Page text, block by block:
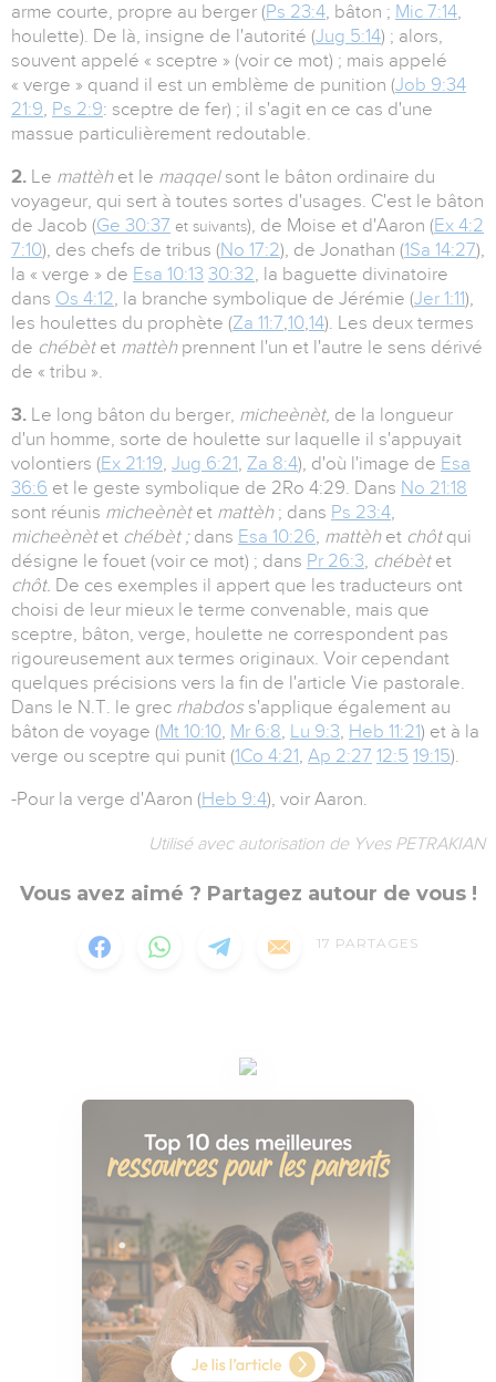
arme courte, propre au berger (Ps 23:4, bâton ; Mic 7:14,
houlette). De là, insigne de l'autorité (Jug 5:14) ; alors,
souvent appelé « sceptre » (voir ce mot) ; mais appelé
« verge » quand il est un emblème de punition (Job 9:34
21:9, Ps 2:9: sceptre de fer) ; il s'agit en ce cas d'une
massue particulièrement redoutable.
2. Le mattèh et le maqqel sont le bâton ordinaire du
voyageur, qui sert à toutes sortes d'usages. C'est le bâton
de Jacob (Ge 30:37 et suivants), de Moise et d'Aaron (Ex 4:2
7:10), des chefs de tribus (No 17:2), de Jonathan (1Sa 14:27),
la « verge » de Esa 10:13 30:32, la baguette divinatoire
dans Os 4:12, la branche symbolique de Jérémie (Jer 1:11),
les houlettes du prophète (Za 11:7,10,14). Les deux termes
de chébèt et mattèh prennent l'un et l'autre le sens dérivé
de « tribu ».
3. Le long bâton du berger, micheènèt, de la longueur
d'un homme, sorte de houlette sur laquelle il s'appuyait
volontiers (Ex 21:19, Jug 6:21, Za 8:4), d'où l'image de Esa
36:6 et le geste symbolique de 2Ro 4:29. Dans No 21:18
sont réunis micheènèt et mattèh; dans Ps 23:4,
micheènèt et chébèt ; dans Esa 10:26, mattèhet chôt qui
désigne le fouet (voir ce mot) ; dans Pr 26:3, chébèt et
chôt. De ces exemples il appert que les traducteurs ont
choisi de leur mieux le terme convenable, mais que
sceptre, bâton, verge, houlette ne correspondent pas
rigoureusement aux termes originaux. Voir cependant
quelques précisions vers la fin de l'article Vie pastorale.
Dans le N.T. le grec rhabdos s'applique également au
bâton de voyage (Mt 10:10, Mr 6:8, Lu 9:3, Heb 11:21) et à la
verge ou sceptre qui punit (1Co 4:21, Ap 2:27 12:5 19:15).
-Pour la verge d'Aaron (Heb 9:4), voir Aaron.
Utilisé avec autorisation de Yves PETRAKIAN
Vous avez aimé ? Partagez autour de vous !
17 PARTAGES